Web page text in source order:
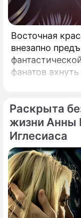
Восточная
внезапно
фанатов
Знаменитая
формами,
Раскрыта
жизни Анны
Иглесиаса